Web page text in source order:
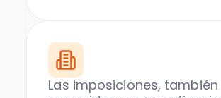
Las imposiciones, también